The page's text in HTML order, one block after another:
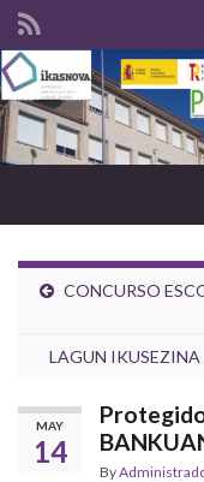
Search
CONCURSO
LAGUN
MAY
14
By